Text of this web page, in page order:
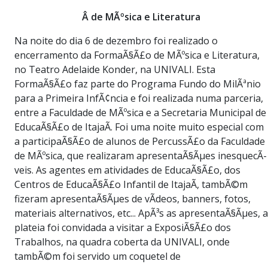
Â de MÃºsica e Literatura
Na noite do dia 6 de dezembro foi realizado o
encerramento da FormaÃ§Ã£o de MÃºsica e Literatura,
no Teatro Adelaide Konder, na UNIVALI. Esta
FormaÃ§Ã£o faz parte do Programa Fundo do MilÃªnio
para a Primeira InfÃ¢ncia e foi realizada numa parceria,
entre a Faculdade de MÃºsica e a Secretaria Municipal de
EducaÃ§Ã£o de ItajaÃ­. Foi uma noite muito especial com
a participaÃ§Ã£o de alunos de PercussÃ£o da Faculdade
de MÃºsica, que realizaram apresentaÃ§Ãµes inesquecÃ­
veis. As agentes em atividades de EducaÃ§Ã£o, dos
Centros de EducaÃ§Ã£o Infantil de ItajaÃ­, tambÃ©m
fizeram apresentaÃ§Ãµes de vÃ­deos, banners, fotos,
materiais alternativos, etc... ApÃ³s as apresentaÃ§Ãµes, a
plateia foi convidada a visitar a ExposiÃ§Ã£o dos
Trabalhos, na quadra coberta da UNIVALI, onde
tambÃ©m foi servido um coquetel de